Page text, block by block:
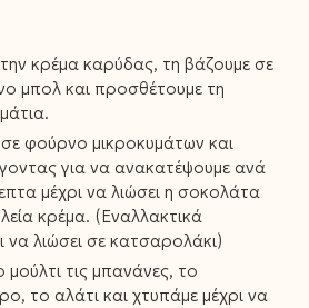
κρέμα καρύδας, τη βάζουμε σε
μπολ και προσθέτουμε τη
φούρνο μικροκυμάτων και
για να ανακατέψουμε ανά
μέχρι να λιώσει η σοκολάτα
κρέμα. (Εναλλακτικά
να λιώσει σε κατσαρολάκι)
τις μπανάνες, το
το αλάτι και χτυπάμε μέχρι να